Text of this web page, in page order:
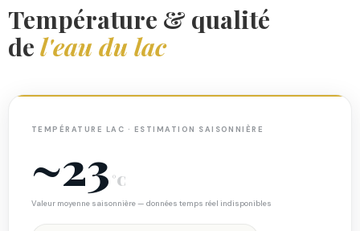
Température & qualité
del'eau du lac
TEMPÉRATURE LAC · ESTIMATION SAISONNIÈRE
~23 °C
Valeur moyenne saisonnière — données temps réel indisponibles